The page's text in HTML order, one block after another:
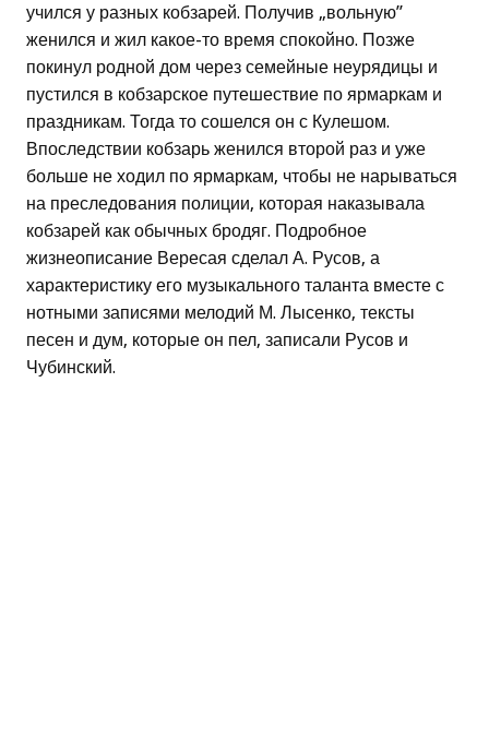
учился у разных кобзарей. Получив „вольную”
женился и жил какое-то время спокойно. Позже
покинул родной дом через семейные неурядицы и
пустился в кобзарское путешествие по ярмаркам и
праздникам. Тогда то сошелся он с Кулешом.
Впоследствии кобзарь женился второй раз и уже
больше не ходил по ярмаркам, чтобы не нарываться
на преследования полиции, которая наказывала
кобзарей как обычных бродяг. Подробное
жизнеописание Вересая сделал А. Русов, а
характеристику его музыкального таланта вместе с
нотными записями мелодий М. Лысенко, тексты
песен и дум, которые он пел, записали Русов и
Чубинский.